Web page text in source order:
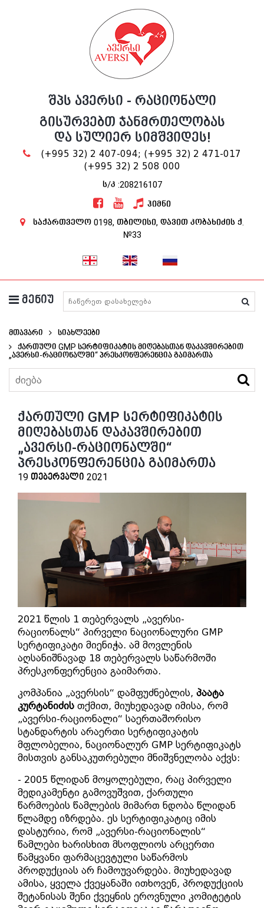
შპს ავერსი - რაციონალი
გისურვებთ ჯანმრთელობას
და სულიერ სიმშვიდეს!
(+995 32) 2 407-094; (+995 32) 2 471-017
(+995 32) 2 508 000
ს/კ :208216107
ჰიმნი
საქართველო 0198, თბილისი, დავით კობახიძის ქ.
№33
მენიუ მედიკამენტების ძიება
მთავარი
Სიახლეები
Ქართული GMP Სერტიფიკატის Მიღებასთან Დაკავშირებით
„ავერსი-Რაციონალში“ Პრესკონფერენცია Გაიმართა
ქართული GMP სერტიფიკატის
მიღებასთან დაკავშირებით
„ავერსი-რაციონალში“
პრესკონფერენცია გაიმართა
19 თებერვალი 2021
2021 წლის 1 თებერვალს „ავერსი-
რაციონალს“ პირველი ნაციონალური GMP
სერტიფიკატი მიენიჭა. ამ მოვლენის
აღსანიშნავად 18 თებერვალს საწარმოში
პრესკონფერენცია გაიმართა.
კომპანია „ავერსის“ დამფუძნებლის, პაატა
კურტანიძის თქმით, მიუხედავად იმისა, რომ
„ავერსი-რაციონალი“ საერთაშორისო
სტანდარტის არაერთი სერტიფიკატის
მფლობელია, ნაციონალურ GMP სერტიფიკატს
მისთვის განსაკუთრებული მნიშვნელობა აქვს:
- 2005 წლიდან მოყოლებული, რაც პირველი
მედიკამენტი გამოვუშვით, ქართული
წარმოების წამლების მიმართ ნდობა წლიდან
წლამდე იზრდება. ეს სერტიფიკატიც იმის
დასტურია, რომ „ავერსი-რაციონალის“
წამლები ხარისხით მსოფლიოს არცერთი
წამყვანი ფარმაცევტული საწარმოს
პროდუქციას არ ჩამოუვარდება. მიუხედავად
ამისა, ყველა ქვეყანაში ითხოვენ, პროდუქციის
შეტანისას შენი ქვეყნის ეროვნული კომიტეტის